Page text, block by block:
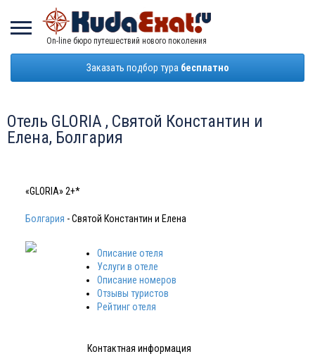
On-line бюро путешествий нового поколения
Заказать подбор тура бесплатно
Отель GLORIA , Святой Константин и
Елена, Болгария
«GLORIA» 2+*
Болгария - Святой Константин и Елена
Описание отеля
Услуги в отеле
Описание номеров
Отзывы туристов
Рейтинг отеля
Контактная информация